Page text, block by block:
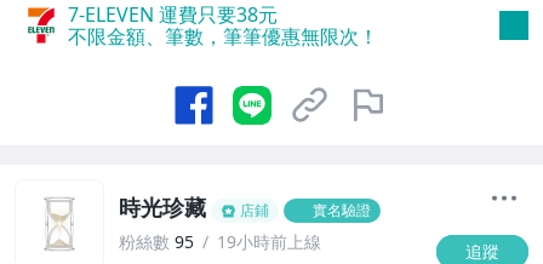
7-ELEVEN 運費只要38元
不限金額、筆數，筆筆優惠無限次！
時光珍藏 店鋪 實名驗證
粉絲數 95 19小時前上線 追蹤